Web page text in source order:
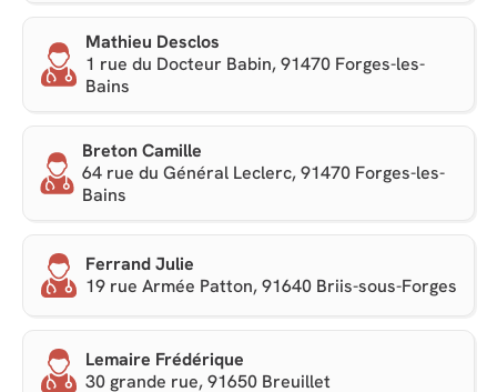
Mathieu Desclos
1 rue du Docteur Babin, 91470 Forges-les-
Bains
Breton Camille
64 rue du Général Leclerc, 91470 Forges-les-
Bains
Ferrand Julie
19 rue Armée Patton, 91640 Briis-sous-Forges
Lemaire Frédérique
30 grande rue, 91650 Breuillet